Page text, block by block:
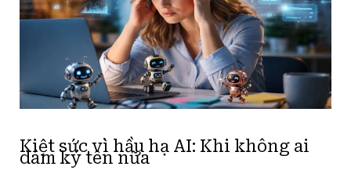
Kiệt sức vì hầu hạ AI: Khi không ai
dám ký tên nữa